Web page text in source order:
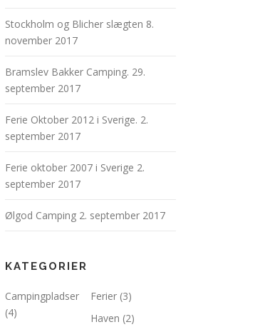
Stockholm og Blicher slægten 8.
november 2017
Bramslev Bakker Camping. 29.
september 2017
Ferie Oktober 2012 i Sverige. 2.
september 2017
Ferie oktober 2007 i Sverige 2.
september 2017
Ølgod Camping 2. september 2017
KATEGORIER
Campingpladser
(4)
Ferier (3)
Haven (2)